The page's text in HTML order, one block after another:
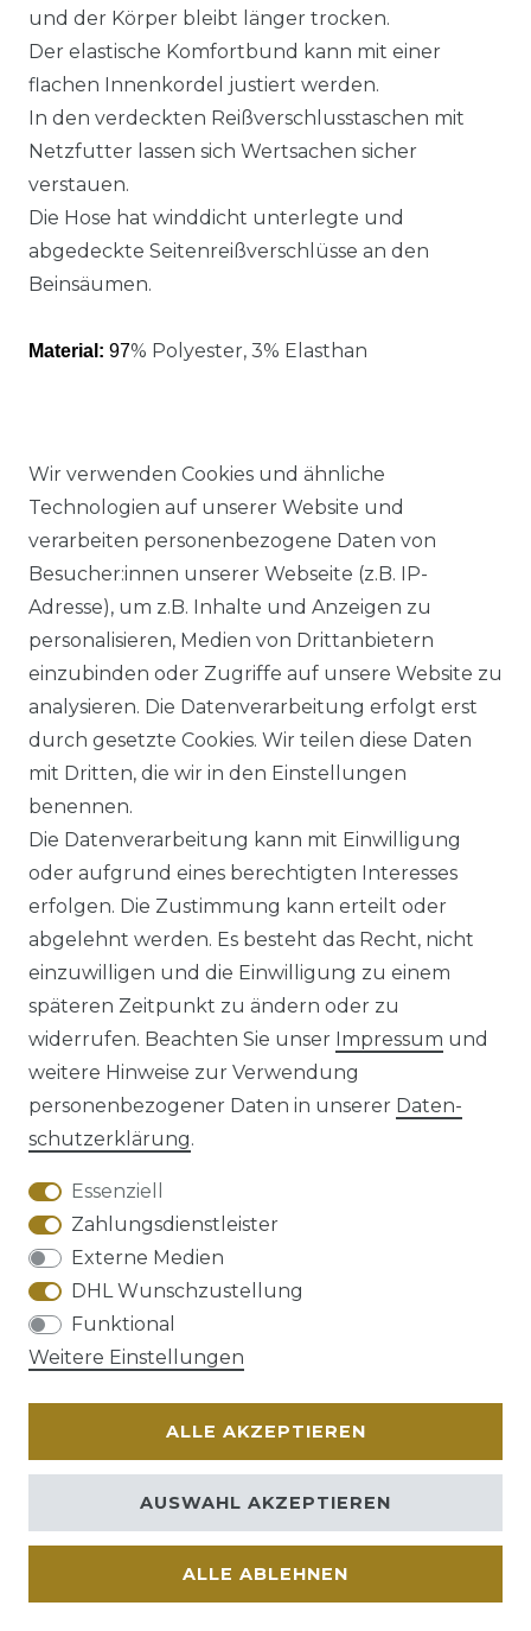
und der Körper bleibt länger trocken.
Der elastische Komfortbund kann mit einer
flachen Innenkordel justiert werden.
In den verdeckten Reißverschlusstaschen mit
Netzfutter lassen sich Wertsachen sicher
verstauen.
Die Hose hat winddicht unterlegte und
abgedeckte Seitenreißverschlüsse an den
Beinsäumen.
Material: 97% Polyester, 3% Elasthan
Ähnlicher Artikel
Joy - Herren Sport und Freizeit
Hose in verschiedenen Farben,
Marco (309)
ab 49,95 € *
Impressum Daten­schutz­erklärung
AGB Barrierefreiheitserklärung
Widerrufs­recht
© Copyright 2026 | Alle Rechte vorbehalten.
Wir verwenden Cookies und ähnliche
Technologien auf unserer Website und
verarbeiten personenbezogene Daten von
Besucher:innen unserer Webseite (z.B. IP-
Adresse), um z.B. Inhalte und Anzeigen zu
personalisieren, Medien von Drittanbietern
einzubinden oder Zugriffe auf unsere Website zu
analysieren. Die Datenverarbeitung erfolgt erst
durch gesetzte Cookies. Wir teilen diese Daten
mit Dritten, die wir in den Einstellungen
benennen.
Die Datenverarbeitung kann mit Einwilligung
oder aufgrund eines berechtigten Interesses
erfolgen. Die Zustimmung kann erteilt oder
abgelehnt werden. Es besteht das Recht, nicht
einzuwilligen und die Einwilligung zu einem
späteren Zeitpunkt zu ändern oder zu
widerrufen. Beachten Sie unser Impressum und
weitere Hinweise zur Verwendung
personenbezogener Daten in unserer Daten­
schutz­erklärung.
Essenziell
Zahlungsdienstleister
Externe Medien
DHL Wunschzustellung
Funktional
Weitere Einstellungen
ALLE AKZEPTIEREN
ALLE ABLEHNEN
AUSWAHL AKZEPTIEREN